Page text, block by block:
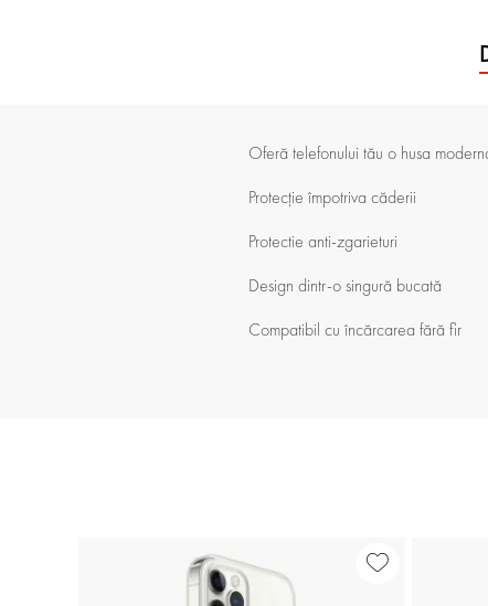
Oferă telefonului tău o husa
Protecție împotriva căderii
Protectie anti-zgarieturi
Design dintr-o singură bucată
Compatibil cu încărcarea fără fir